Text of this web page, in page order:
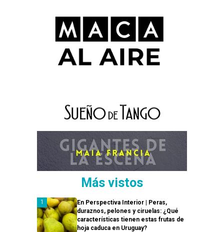
Más vistos
En Perspectiva Interior | Peras,
duraznos, pelones y ciruelas: ¿Qué
características tienen estas frutas de
hoja caduca en Uruguay?